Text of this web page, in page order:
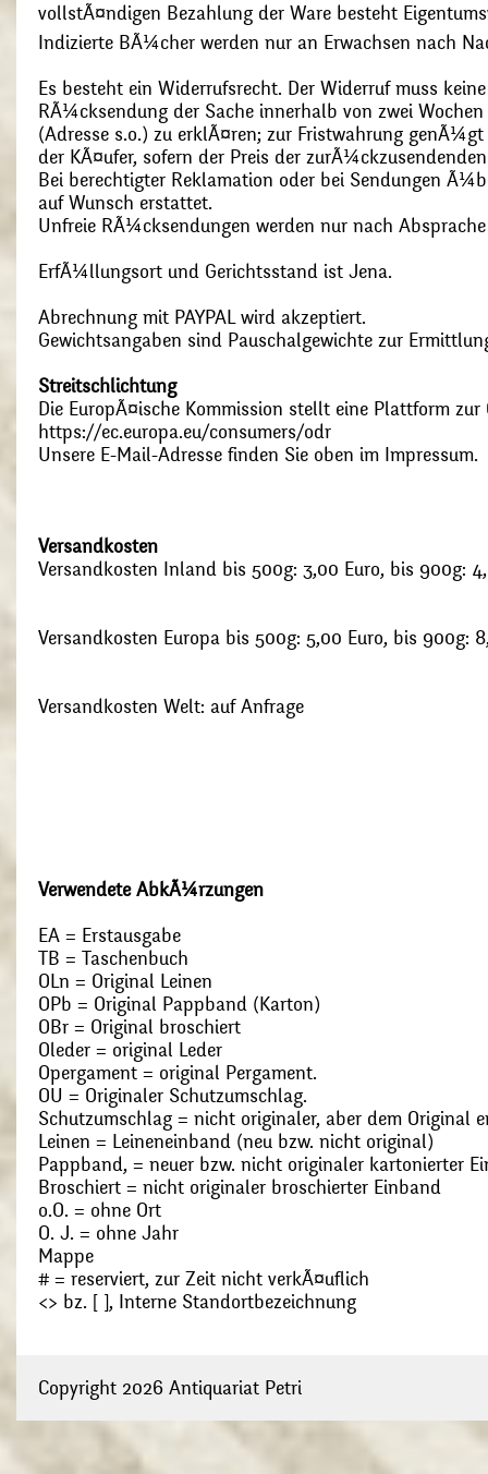
vollstÃ¤ndigen Bezahlung der Ware besteht
Indizierte BÃ¼cher werden nur an Erwachsen nach
Es besteht ein Widerrufsrecht. Der Widerruf muss
RÃ¼cksendung der Sache innerhalb von zwei
(Adresse s.o.) zu erklÃ¤ren; zur Fristwahrung
der KÃ¤ufer, sofern der Preis der
Bei berechtigter Reklamation oder bei Sendungen
auf Wunsch erstattet.
Unfreie RÃ¼cksendungen werden nur nach
ErfÃ¼llungsort und Gerichtsstand ist Jena.
Abrechnung mit PAYPAL wird akzeptiert.
Gewichtsangaben sind Pauschalgewichte zur
Streitschlichtung
Die EuropÃ¤ische Kommission stellt eine Plattform
https://ec.europa.eu/consumers/odr
Unsere E-Mail-Adresse finden Sie oben im Impressum.
Versandkosten
Versandkosten Inland bis 500g: 3,00 Euro, bis 900g:
Versandkosten Europa bis 500g: 5,00 Euro, bis 900g:
Versandkosten Welt: auf Anfrage
Verwendete AbkÃ¼rzungen
EA = Erstausgabe
TB = Taschenbuch
OLn = Original Leinen
OPb = Original Pappband (Karton)
OBr = Original broschiert
Oleder = original Leder
Opergament = original Pergament.
OU = Originaler Schutzumschlag.
Schutzumschlag = nicht originaler, aber dem Original
Leinen = Leineneinband (neu bzw. nicht original)
Pappband, = neuer bzw. nicht originaler kartonierter
Broschiert = nicht originaler broschierter Einband
o.O. = ohne Ort
O. J. = ohne Jahr
Mappe
# = reserviert, zur Zeit nicht verkÃ¤uflich
<> bz. [ ], Interne Standortbezeichnung
Copyright 2026 Antiquariat Petri